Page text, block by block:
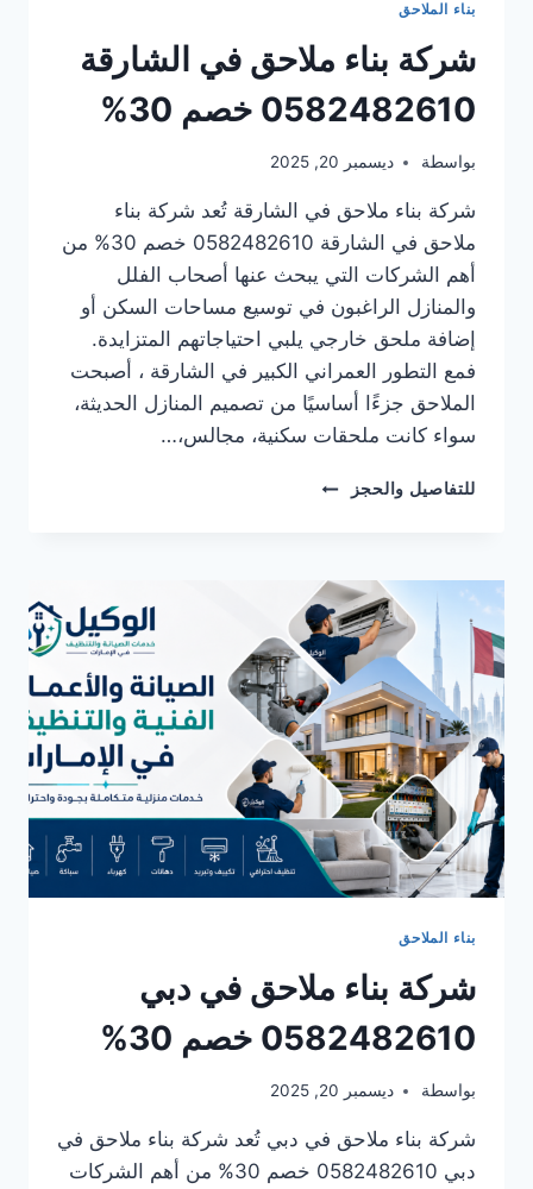
بناء الملاحق
شركة بناء ملاحق في الشارقة
0582482610 خصم 30%
بواسطة ديسمبر 20, 2025
شركة بناء ملاحق في الشارقة تُعد شركة بناء
ملاحق في الشارقة 0582482610 خصم 30% من
أهم الشركات التي يبحث عنها أصحاب الفلل
والمنازل الراغبون في توسيع مساحات السكن أو
إضافة ملحق خارجي يلبي احتياجاتهم المتزايدة.
فمع التطور العمراني الكبير في الشارقة ، أصبحت
الملاحق جزءًا أساسيًا من تصميم المنازل الحديثة،
سواء كانت ملحقات سكنية، مجالس،…
للتفاصيل والحجز
شركة
الشارقة
0582482610
خصم
30%
بناء الملاحق
شركة بناء ملاحق في دبي
0582482610 خصم 30%
بواسطة ديسمبر 20, 2025
شركة بناء ملاحق في دبي تُعد شركة بناء ملاحق في
دبي 0582482610 خصم 30% من أهم الشركات